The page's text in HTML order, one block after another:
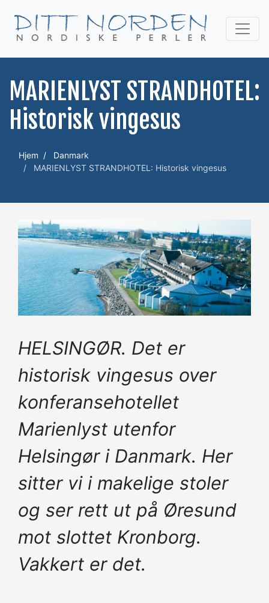
MARIENLYST STRANDHOTEL:
Historisk vingesus
Hjem
Danmark
MARIENLYST STRANDHOTEL: Historisk vingesus
HELSINGØR. Det er
historisk vingesus over
konferansehotellet
Marienlyst utenfor
Helsingør i Danmark. Her
sitter vi i makelige stoler
og ser rett ut på Øresund
mot slottet Kronborg.
Vakkert er det.